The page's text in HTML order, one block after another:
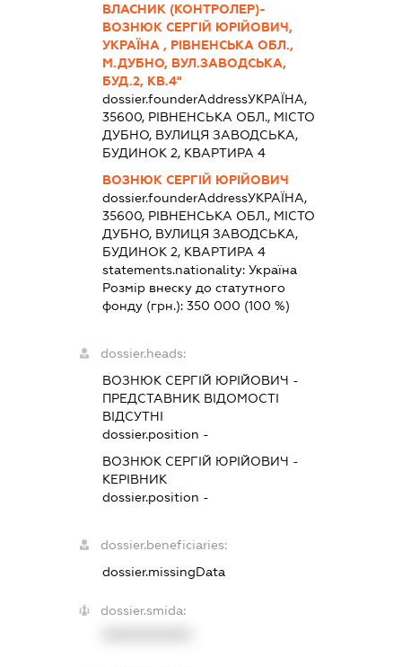
ВЛАСНИК (КОНТРОЛЕР)-
ВОЗНЮК СЕРГІЙ ЮРІЙОВИЧ,
УКРАЇНА , РІВНЕНСЬКА ОБЛ.,
М.ДУБНО, ВУЛ.ЗАВОДСЬКА,
БУД.2, КВ.4"
dossier.founderAddressУКРАЇНА,
35600, РІВНЕНСЬКА ОБЛ., МІСТО
ДУБНО, ВУЛИЦЯ ЗАВОДСЬКА,
БУДИНОК 2, КВАРТИРА 4
ВОЗНЮК СЕРГІЙ ЮРІЙОВИЧ
dossier.founderAddressУКРАЇНА,
35600, РІВНЕНСЬКА ОБЛ., МІСТО
ДУБНО, ВУЛИЦЯ ЗАВОДСЬКА,
БУДИНОК 2, КВАРТИРА 4
statements.nationality: Україна
Розмір внеску до статутного
фонду (грн.): 350 000 (100 %)
dossier.heads:
ВОЗНЮК СЕРГІЙ ЮРІЙОВИЧ -
ПРЕДСТАВНИКВІДОМОСТІ
ВІДСУТНІ
dossier.position -
ВОЗНЮК СЕРГІЙ ЮРІЙОВИЧ -
КЕРІВНИК
dossier.position -
dossier.beneficiaries:
dossier.missingData
dossier.smida: